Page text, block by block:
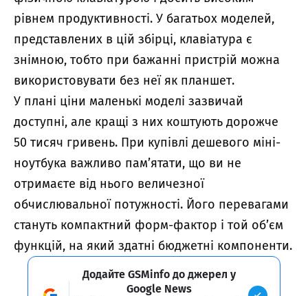
рівнем продуктивності. У багатьох моделей,
представлених в цій збірці, клавіатура є
знімною, тобто при бажанні пристрій можна
використовувати без неї як планшет.
У плані ціни маленькі моделі зазвичай
доступні, але кращі з них коштують дорожче
50 тисяч гривень. При купівлі дешевого міні-
ноутбука важливо пам’ятати, що ви не
отримаєте від нього величезної
обчислювальної потужності. Його перевагами
стануть компактний форм-фактор і той об’єм
функцій, на який здатні бюджетні компоненти.
Додайте GSMinfo до джерел у
Google News